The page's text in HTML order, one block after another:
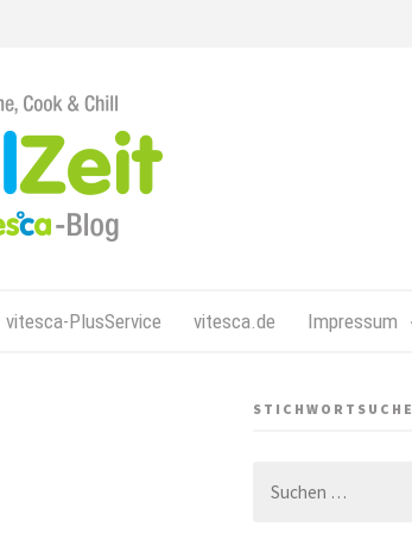
vitesca-PlusService vitesca.de Impressum
STICHWORTSUCHE
nach: